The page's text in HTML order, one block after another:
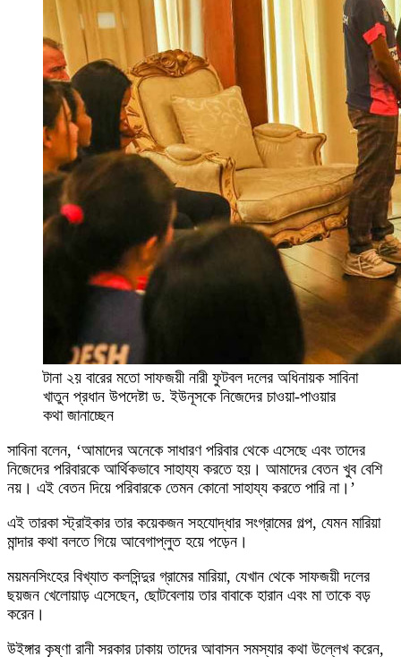
টানা ২য় বারের মতো সাফজয়ী নারী ফুটবল দলের অধিনায়ক সাবিনা
খাতুন প্রধান উপদেষ্টা ড. ইউনূসকে নিজেদের চাওয়া-পাওয়ার
কথা জানাচ্ছেন
সাবিনা বলেন, ‘আমাদের অনেকে সাধারণ পরিবার থেকে এসেছে এবং তাদের
নিজেদের পরিবারকে আর্থিকভাবে সাহায্য করতে হয়। আমাদের বেতন খুব বেশি
নয়। এই বেতন দিয়ে পরিবারকে তেমন কোনো সাহায্য করতে পারি না।’
এই তারকা স্ট্রাইকার তার কয়েকজন সহযোদ্ধার সংগ্রামের গল্প, যেমন মারিয়া
মান্দার কথা বলতে গিয়ে আবেগাপ্লুত হয়ে পড়েন।
ময়মনসিংহের বিখ্যাত কলসিন্দুর গ্রামের মারিয়া, যেখান থেকে সাফজয়ী দলের
ছয়জন খেলোয়াড় এসেছেন, ছোটবেলায় তার বাবাকে হারান এবং মা তাকে বড়
করেন।
উইঙ্গার কৃষ্ণা রানী সরকার ঢাকায় তাদের আবাসন সমস্যার কথা উল্লেখ করেন,